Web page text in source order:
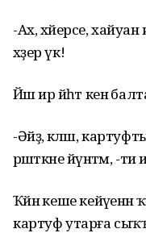
-Ах, хәйерсе,
хәҙер үк!
Йәш ир йәһәт кенә
-Әйҙә, кәләш,
рәшәткәне йүнәтәм, -
Ҡәйнә кеше
картуф утарға